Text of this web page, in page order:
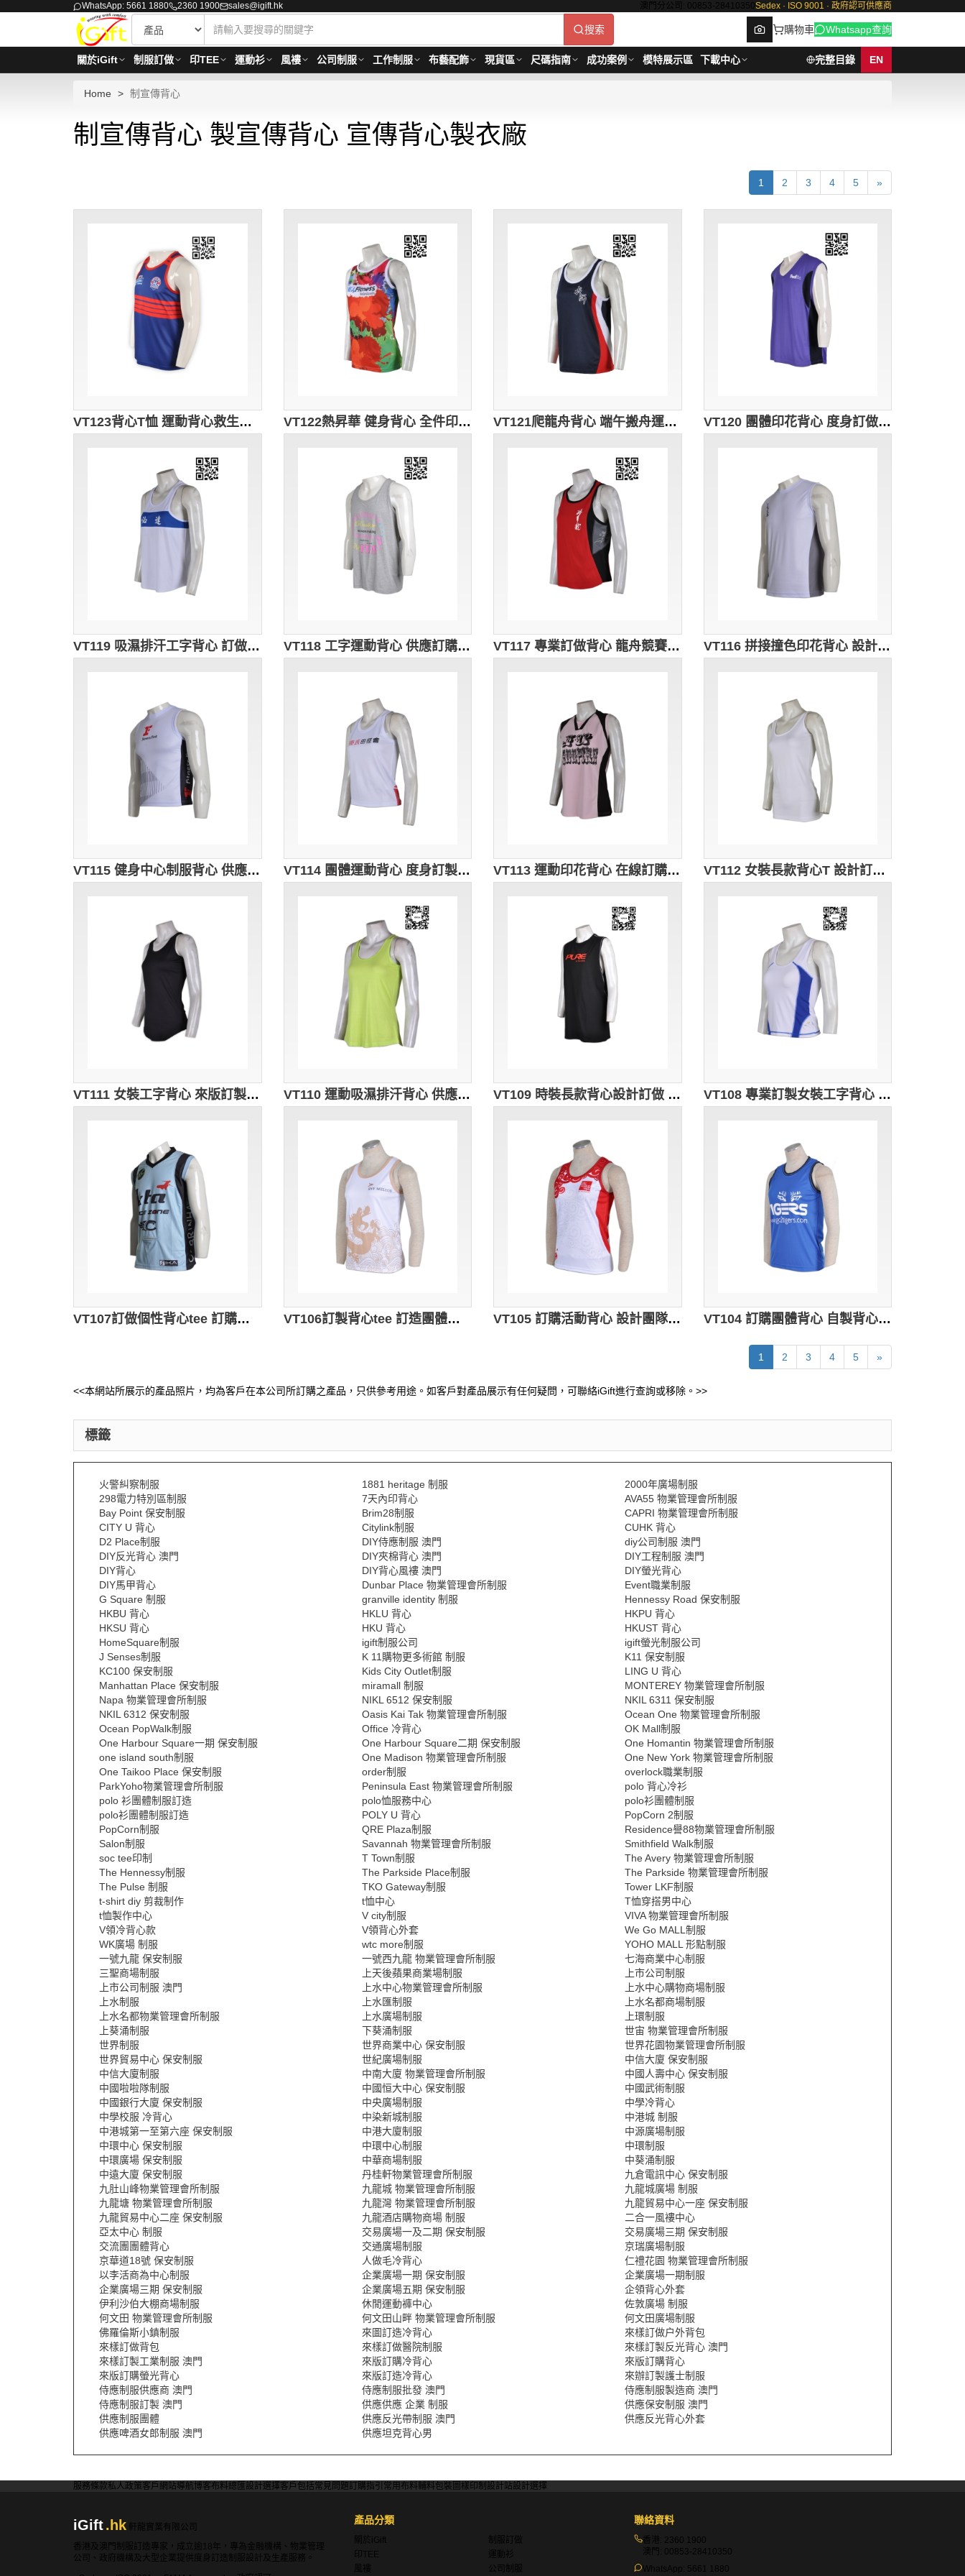
WhatsApp: 5661 1880 2360 1900 sales@igift.hk 澳門分公司: 00853-28410350 Sedex · ISO 9001 · 政府認可供應商
搜索 購物車 Whatsapp查詢
關於iGift 制服訂做 印TEE 運動衫 風褸 公司制服 工作制服 布藝配飾 現貨區 尺碼指南 成功案例 模特展示區 下載中心 完整目錄 EN
Home 制宣傳背心
制宣傳背心 製宣傳背心 宣傳背心製衣廠
1 2 3 4 5 »
VT123背心T恤 運動背心救生員背心T恤 救生員制服 泳池救生員防曬背心 背心T恤工廠 彩藍色 VT122熱昇華 健身背心 全件印花 全件印 時尚印花背心 設計訂製 休閒運動背心 背心配搭 背心香港製造 熱升華 VT121爬龍舟背心 端午搬舟運動背心 團體活動背心tee 度身訂做 龍舟競賽制服 個性繡花Logo背心 時尚拼接撞色背心tee 背心tee生商產 龍舟衫 龍舟背心 龍舟隊衣 黑色 撞色白色 VT120 團體印花背心 度身訂做 快遞物流行業背心 廣告背心設計 背心香港公司 紫色 撞色黑色
VT119 吸濕排汗工字背心 訂做 廣告推廣背心 團體活動背心 背心網站 白色 VT118 工字運動背心 供應訂購 個性印花背心T恤 休閒加大碼背心 背心供應商 灰色 VT117 專業訂做背心 龍舟競賽制服 自訂團體背心 龍舟 端午節 背心 訂購活動背心制服 背心專門店HK 龍舟衫 龍舟背心 龍舟隊衣 紅色 撞色黑色 VT116 拼接撞色印花背心 設計選擇 團體運動背心 背心公司 背心生產商 白色 撞色灰色
VT115 健身中心制服背心 供應訂購 時尚印花背心 FITNESS CLUB背心 背心生產廠家 白色 VT114 團體運動背心 度身訂製 Logo印花背心 健美背心 背心中心 背心專門店 露腰短TEE 白色 VT113 運動印花背心 在線訂購 假兩件設計背心 拼接撞色背心 背心網站 粉色 撞色黑色 VT112 女裝長款背心T 設計訂造 圓領挖胸背心T 健美運動背心 背心香港製造 白色
VT111 女裝工字背心 來版訂製 圓弧下擺運動背心 時尚打底背心 背心生產廠家 黑色 VT110 運動吸濕排汗背心 供應訂購 時尚後背挖胸設計背心 背心搭配 背心HK製造 螢光綠 VT109 時裝長款背心設計訂做 蝦蘇車線團體印花背心 背心配搭背心生產商 黑色 VT108 專業訂製女裝工字背心 拼接撞色背心 運動背心選擇 背心專門店 露腰短TEE 白色 撞色彩藍色
VT107訂做個性背心tee 訂購男裝背心 全件印 自製籃球背心t 背心批發商HK 海藍色 撞色黑色 VT106訂製背心tee 訂造團體背心 設計吸濕排汗背心供應商HK 白色 VT105 訂購活動背心 設計團隊背心 自製背心批發商HK 白色 VT104 訂購團體背心 自製背心tee 背心製造商HK 彩藍色
1 2 3 4 5 »
<<本網站所展示的產品照片，均為客戶在本公司所訂購之產品，只供參考用途。如客戶對產品展示有任何疑問，可聯絡iGift進行查詢或移除。>>
標籤
火警糾察制服 1881 heritage 制服
2000年廣場制服
298電力特別區制服
7天內印背心
AVA55 物業管理會所制服
Bay Point 保安制服
Brim28制服
CAPRI 物業管理會所制服
CITY U 背心
Citylink制服
CUHK 背心
D2 Place制服
DIY侍應制服 澳門
diy公司制服 澳門
DIY反光背心 澳門
DIY夾棉背心 澳門
DIY工程制服 澳門
DIY背心
DIY背心風褸 澳門
DIY螢光背心
DIY馬甲背心
Dunbar Place 物業管理會所制服
Event職業制服
G Square 制服
granville identity 制服
Hennessy Road 保安制服
HKBU 背心
HKLU 背心
HKPU 背心
HKSU 背心
HKU 背心
HKUST 背心
HomeSquare制服
igift制服公司
igift螢光制服公司
J Senses制服
K 11購物更多術館 制服
K11 保安制服
KC100 保安制服
Kids City Outlet制服
LING U 背心
Manhattan Place 保安制服
miramall 制服
MONTEREY 物業管理會所制服
Napa 物業管理會所制服
NIKL 6512 保安制服
NKIL 6311 保安制服
NKIL 6312 保安制服
Oasis Kai Tak 物業管理會所制服
Ocean One 物業管理會所制服
Ocean PopWalk制服
Office 冷背心
OK Mall制服
One Harbour Square一期 保安制服
One Harbour Square二期 保安制服
One Homantin 物業管理會所制服
one island south制服
One Madison 物業管理會所制服
One New York 物業管理會所制服
One Taikoo Place 保安制服
order制服
overlock職業制服
ParkYoho物業管理會所制服
Peninsula East 物業管理會所制服
polo 背心冷衫
polo 衫團體制服訂造
polo恤服務中心
polo衫團體制服
polo衫團體制服訂造
POLY U 背心
PopCorn 2制服
PopCorn制服
QRE Plaza制服
Residence譽88物業管理會所制服
Salon制服
Savannah 物業管理會所制服
Smithfield Walk制服
soc tee印制
T Town制服
The Avery 物業管理會所制服
The Hennessy制服
The Parkside Place制服
The Parkside 物業管理會所制服
The Pulse 制服
TKO Gateway制服
Tower LKF制服
t-shirt diy 剪裁制作
t恤中心
T恤穿搭男中心
t恤製作中心
V city制服
VIVA 物業管理會所制服
V領冷背心款
V領背心外套
We Go MALL制服
WK廣場 制服
wtc more制服
YOHO MALL 形點制服
一號九龍 保安制服
一號西九龍 物業管理會所制服
七海商業中心制服
三聖商場制服
上天後蘋果商業場制服
上市公司制服
上市公司制服 澳門
上水中心物業管理會所制服
上水中心購物商場制服
上水制服
上水匯制服
上水名都商場制服
上水名都物業管理會所制服
上水廣場制服
上環制服
上葵涌制服
下葵涌制服
世宙 物業管理會所制服
世界制服
世界商業中心 保安制服
世界花園物業管理會所制服
世界貿易中心 保安制服
世紀廣場制服
中信大廈 保安制服
中信大廈制服
中南大廈 物業管理會所制服
中國人壽中心 保安制服
中國啦啦隊制服
中國恒大中心 保安制服
中國武術制服
中國銀行大廈 保安制服
中央廣場制服
中學冷背心
中學校服 冷背心
中染新城制服
中港城 制服
中港城第一至第六座 保安制服
中港大廈制服
中源廣場制服
中環中心 保安制服
中環中心制服
中環制服
中環廣場 保安制服
中華商場制服
中葵涌制服
中遠大廈 保安制服
丹桂軒物業管理會所制服
九倉電訊中心 保安制服
九肚山峰物業管理會所制服
九龍城 物業管理會所制服
九龍城廣場 制服
九龍塘 物業管理會所制服
九龍灣 物業管理會所制服
九龍貿易中心一座 保安制服
九龍貿易中心二座 保安制服
九龍酒店購物商場 制服
二合一風褸中心
亞太中心 制服
交易廣場一及二期 保安制服
交易廣場三期 保安制服
交流團團體背心
交通廣場制服
京瑞廣場制服
京華道18號 保安制服
人做毛冷背心
仁禮花園 物業管理會所制服
以李活商為中心制服
企業廣場一期 保安制服
企業廣場一期制服
企業廣場三期 保安制服
企業廣場五期 保安制服
企領背心外套
伊利沙伯大棚商場制服
休閒運動褲中心
佐敦廣場 制服
何文田 物業管理會所制服
何文田山畔 物業管理會所制服
何文田廣場制服
佛羅倫斯小鎮制服
來圖訂造冷背心
來樣訂做户外背包
來樣訂做背包
來樣訂做醫院制服
來樣訂製反光背心 澳門
來樣訂製工業制服 澳門
來版訂購冷背心
來版訂購背心
來版訂購螢光背心
來版訂造冷背心
來辦訂製護士制服
侍應制服供應商 澳門
侍應制服批發 澳門
侍應制服製造商 澳門
侍應制服訂製 澳門
供應供應 企業 制服
供應保安制服 澳門
供應制服團體
供應反光帶制服 澳門
供應反光背心外套
供應啤酒女郎制服 澳門
供應坦克背心男
服務條款私人政策客戶 網站導航博客布料總匯設計選擇客戶包括常見問題訂購指引 常用布料輔料包裝 圖樣印制 設計站設計選擇
iGift.hk
軒龍實業有限公司
香港及澳門制服訂造專家，成立逾18年，專為金融機構、物業管理
公司、政府機構及大型企業提供度身訂造制服設計及生產服務。
產品分類
關於iGift
制服訂做
印TEE
運動衫
風褸
公司制服
聯絡資料
香港: 2360 1900
澳門: 00853-28410350
WhatsApp: 5661 1880